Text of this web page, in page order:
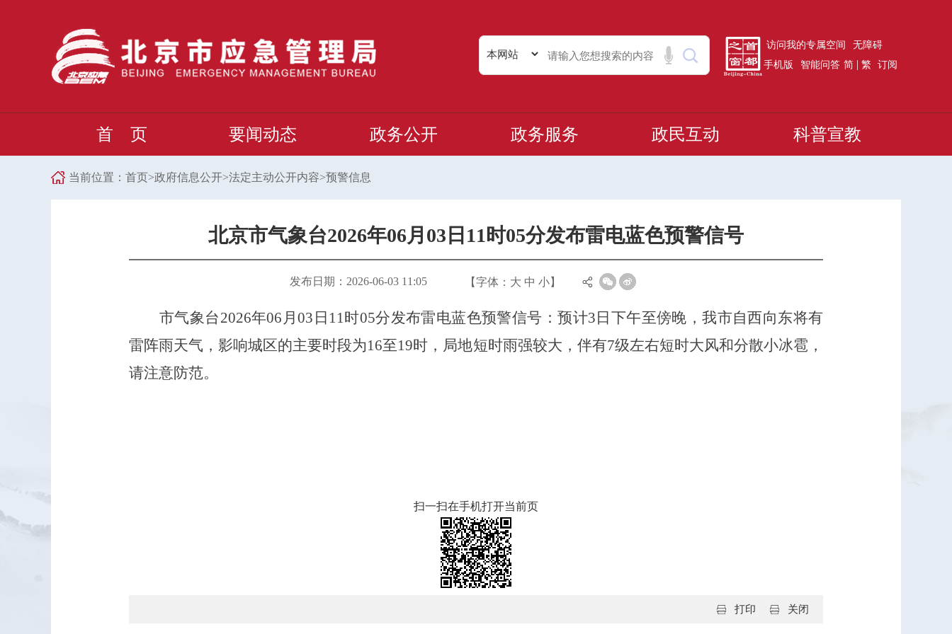
访问我的专属空间
无障碍
手机版
智能问答 简 | 繁 订阅
首 页 要闻动态 政务公开 政务服务 政民互动 科普宣教
当前位置： 首页>政府信息公开>法定主动公开内容>预警信息
北京市气象台2026年06月03日11时05分发布雷电蓝色预警信号
发布日期：2026-06-03 11:05 【字体： 大 中 小】
市气象台2026年06月03日11时05分发布雷电蓝色预警信号：预计3日下午至傍晚，我市自西向东将有
雷阵雨天气，影响城区的主要时段为16至19时，局地短时雨强较大，伴有7级左右短时大风和分散小冰雹，
请注意防范。
扫一扫在手机打开当前页
关闭
打印